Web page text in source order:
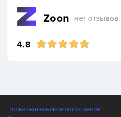
Zoon нет отзывов
4.8
Пользовательское соглашение